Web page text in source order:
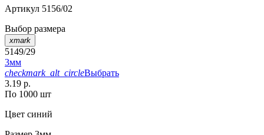
Артикул 5156/02
Выбор размера
xmark
5149/29
3мм
checkmark_alt_circleВыбрать
3.19 р.
По 1000 шт
Цвет синий